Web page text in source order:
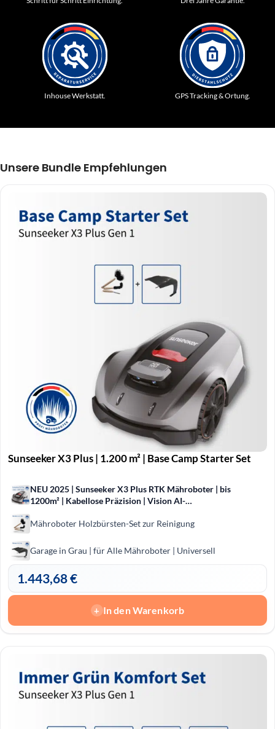
Inhouse Werkstatt. GPS Tracking & Ortung.
Unsere Bundle Empfehlungen
Sunseeker X3 Plus | 1.200 m² | Base Camp Starter Set
NEU 2025 | Sunseeker X3 Plus RTK Mähroboter | bis
1200m² | Kabellose Präzision | Vision AI-
Mähroboter Holzbürsten-Set zur Reinigung
Garage in Grau | für Alle Mähroboter | Universell
1.443,68€
+ In den Warenkorb